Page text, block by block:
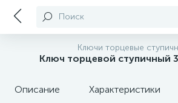
Поиск
Ключи торцевые
Ключ торцевой ступичный
Описание Характеристики